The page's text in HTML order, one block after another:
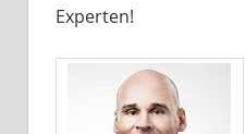
Experten!